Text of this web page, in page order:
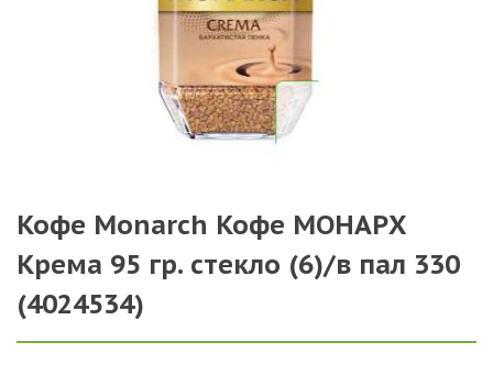
Кофе Monarch Кофе МОНАРХ
Крема 95 гр. стекло (6)/в пал 330
(4024534)